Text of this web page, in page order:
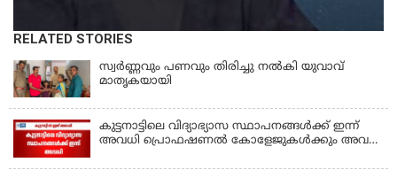
RELATED STORIES
സ്വർണ്ണവും പണവും തിരിച്ചു നൽകി യുവാവ്
മാതൃകയായി
കുട്ടനാട്ടിലെ വിദ്യാഭ്യാസ സ്ഥാപനങ്ങൾക്ക് ഇന്ന്
അവധി പ്രൊഫഷണൽ കോളേജുകൾക്കും അവധി